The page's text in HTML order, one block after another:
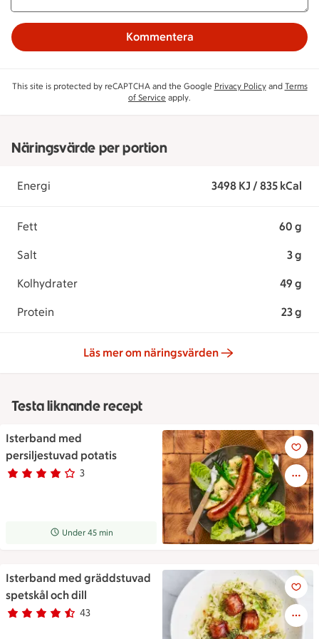
Kommentera
This site is protected by reCAPTCHA and the Google Privacy Policyand Terms
of Service apply.
Näringsvärde per portion
Energi 3498 KJ / 835 kCal
Fett 60 g
Salt 3 g
Kolhydrater 49 g
Protein 23 g
Läs mer om näringsvärden
Testa liknande recept
Isterband med
persiljestuvad potatis
Betyg 4 av 5.
3
3 personer har röstat
Receptet tar Under 45 min att tillaga
Under 45 min
Isterband med persiljestuvad
Isterband med gräddstuvad
spetskål och dill
Betyg 4.5 av 5. 43
43 personer har röstat
Isterband med gräddstuvad